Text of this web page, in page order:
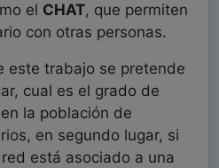
el CHAT, que permiten
con otras personas.
este trabajo se pretende
cual es el grado de
la población de
en segundo lugar, si
está asociado a una